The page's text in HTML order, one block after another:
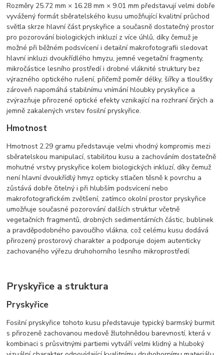
Rozměry 25.72 mm × 16.28 mm × 9.01 mm představují velmi dobře
vyvážený formát sběratelského kusu umožňující kvalitní průchod
světla skrze hlavní část pryskyřice a současně dostatečný prostor
pro pozorování biologických inkluzí z více úhlů, díky čemuž je
možné při běžném podsvícení i detailní makrofotografii sledovat
hlavní inkluzi dvoukřídlého hmyzu, jemné vegetační fragmenty,
mikročástice lesního prostředí i drobné vláknité struktury bez
výrazného optického rušení, přičemž poměr délky, šířky a tloušťky
zároveň napomáhá stabilnímu vnímání hloubky pryskyřice a
zvýrazňuje přirozené optické efekty vznikající na rozhraní čirých a
jemně zakalených vrstev fosilní pryskyřice.
Hmotnost
Hmotnost 2.29 gramu představuje velmi vhodný kompromis mezi
sběratelskou manipulací, stabilitou kusu a zachováním dostatečně
mohutné vrstvy pryskyřice kolem biologických inkluzí, díky čemuž
není hlavní dvoukřídlý hmyz opticky stlačen těsně k povrchu a
zůstává dobře čitelný i při hlubším podsvícení nebo
makrofotografickém zvětšení, zatímco okolní prostor pryskyřice
umožňuje současné pozorování dalších struktur včetně
vegetačních fragmentů, drobných sedimentárních částic, bublinek
a pravděpodobného pavoučího vlákna, což celému kusu dodává
přirozený prostorový charakter a podporuje dojem autenticky
zachovaného výřezu druhohorního lesního mikroprostředí.
Pryskyřice a struktura
Pryskyřice
Fosilní pryskyřice tohoto kusu představuje typický barmský burmit
s přirozeně zachovanou medově žlutohnědou barevností, která v
kombinaci s průsvitnými partiemi vytváří velmi klidný a hluboký